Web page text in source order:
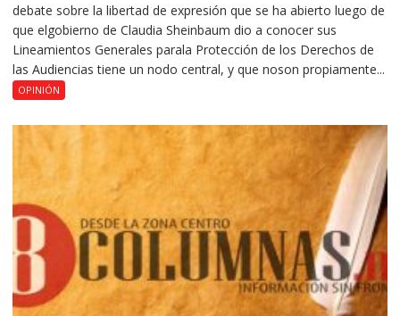
debate sobre la libertad de expresión que se ha abierto luego de
que elgobierno de Claudia Sheinbaum dio a conocer sus
Lineamientos Generales parala Protección de los Derechos de
las Audiencias tiene un nodo central, y que noson propiamente...
OPINIÓN